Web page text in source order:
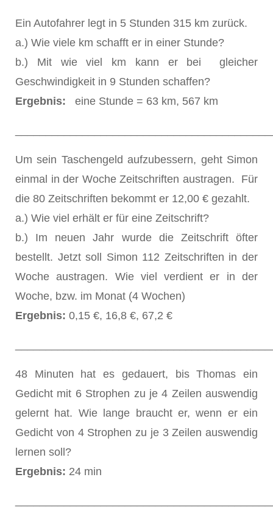
Ein Autofahrer legt in 5 Stunden 315 km zurück.
a.) Wie viele km schafft er in einer Stunde?
b.) Mit wie viel km kann er bei gleicher
Geschwindigkeit in 9 Stunden schaffen?
Ergebnis: eine Stunde = 63 km, 567 km
Um sein Taschengeld aufzubessern, geht Simon
einmal in der Woche Zeitschriften austragen. Für
die 80 Zeitschriften bekommt er 12,00 € gezahlt.
a.) Wie viel erhält er für eine Zeitschrift?
b.) Im neuen Jahr wurde die Zeitschrift öfter
bestellt. Jetzt soll Simon 112 Zeitschriften in der
Woche austragen. Wie viel verdient er in der
Woche, bzw. im Monat (4 Wochen)
Ergebnis: 0,15 €, 16,8 €, 67,2 €
48 Minuten hat es gedauert, bis Thomas ein
Gedicht mit 6 Strophen zu je 4 Zeilen auswendig
gelernt hat. Wie lange braucht er, wenn er ein
Gedicht von 4 Strophen zu je 3 Zeilen auswendig
lernen soll?
Ergebnis: 24 min